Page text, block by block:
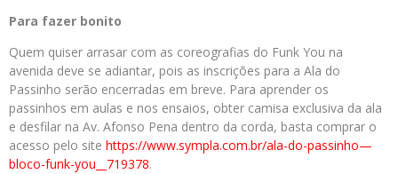
Para fazer bonito
Quem quiser arrasar com as coreografias do Funk You na
avenida deve se adiantar, pois as inscrições para a Ala do
Passinho serão encerradas em breve. Para aprender os
passinhos em aulas e nos ensaios, obter camisa exclusiva da ala
e desfilar na Av. Afonso Pena dentro da corda, basta comprar o
acesso pelo site https://www.sympla.com.br/ala-do-passinho—
bloco-funk-you__ 719378.